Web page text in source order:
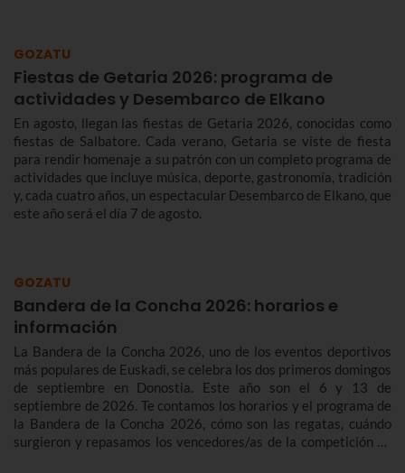
septiembre.
GOZATU
Fiestas de Getaria 2026: programa de
actividades y Desembarco de Elkano
En agosto, llegan las fiestas de Getaria 2026, conocidas como
fiestas de Salbatore. Cada verano, Getaria se viste de fiesta
para rendir homenaje a su patrón con un completo programa de
actividades que incluye música, deporte, gastronomía, tradición
y, cada cuatro años, un espectacular Desembarco de Elkano, que
este año será el día 7 de agosto.
GOZATU
Bandera de la Concha 2026: horarios e
información
La Bandera de la Concha 2026, uno de los eventos deportivos
más populares de Euskadi, se celebra los dos primeros domingos
de septiembre en Donostia. Este año son el 6 y 13 de
septiembre de 2026. Te contamos los horarios y el programa de
la Bandera de la Concha 2026, cómo son las regatas, cuándo
surgieron y repasamos los vencedores/as de la competición de